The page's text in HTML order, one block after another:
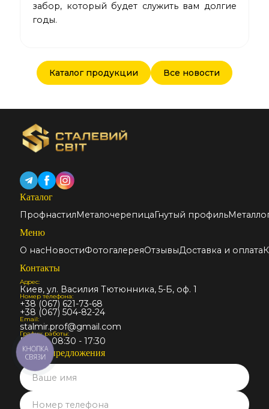
забор, который будет служить вам долгие
годы.
Каталог продукции Все новости
Каталог
ПрофнастилМеталочерепицаГнутый профиль
Меню
О насНовостиФотогалереяОтзывыДоставка и оплата
Контакты
Адрес:
Киев, ул. Василия Тютюнника, 5-Б, оф. 1
Номер телефона:
+38 (067) 621-73-68
+38 (067) 504-82-24
Email:
stalmir.prof@gmail.com
График работы:
Пн-Пт: 08:30 - 17:30
Запрос предложения
КНОПКА
СВЯЗИ